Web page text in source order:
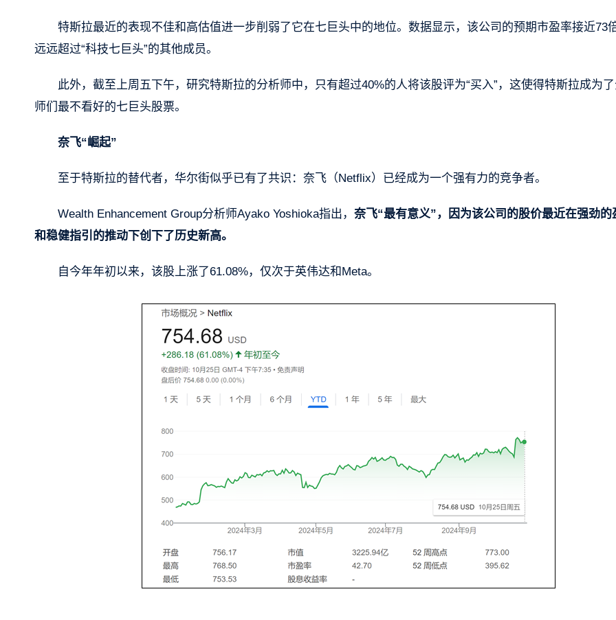
特斯拉最近的表现不佳和高估值进一步削弱了它在七巨头中的地位。数据显示，该公司的预期市盈率接近73倍
远远超过“科技七巨头”的其他成员。
此外，截至上周五下午，研究特斯拉的分析师中，只有超过40%的人将该股评为“买入”，这使得特斯拉成为
师们最不看好的七巨头股票。
奈飞“崛起”
至于特斯拉的替代者，华尔街似乎已有了共识：奈飞（Netflix）已经成为一个强有力的竞争者。
Wealth Enhancement Group分析师Ayako Yoshioka指出， 奈飞“最有意义”，因为该公司的股价最近在强劲的
和稳健指引的推动下创下了历史新高。
自今年年初以来，该股上涨了61.08%，仅次于英伟达和Meta。